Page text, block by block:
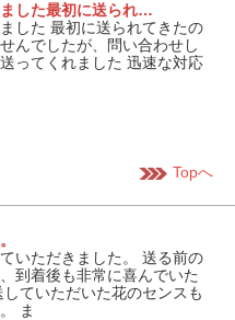
した最初に送られ…
した 最初に送られてきたの
んでしたが、問い合わせし
ってくれました 迅速な対応
Topへ
いただきました。 送る前の
到着後も非常に喜んでいた
ていただいた花のセンスも
。 ま